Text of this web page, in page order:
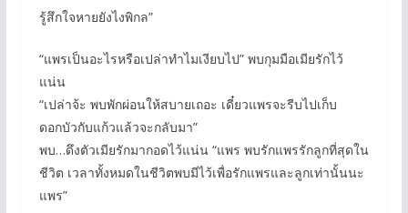
รู้สึกใจหายยังไงพิกล”
“แพรเป็นอะไรหรือเปล่าทำไมเงียบไป” พบกุมมือเมียรักไว้
แน่น
“เปล่าจ้ะ พบพักผ่อนให้สบายเถอะ เดี๋ยวแพรจะรีบไปเก็บ
ดอกบัวกับแก้วแล้วจะกลับมา”
พบ…ดึงตัวเมียรักมากอดไว้แน่น “แพร พบรักแพรรักลูกที่สุดใน
ชีวิต เวลาทั้งหมดในชีวิตพบมีไว้เพื่อรักแพรและลูกเท่านั้นนะ
แพร”